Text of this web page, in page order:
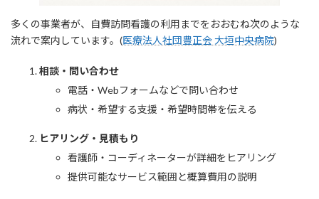
多くの事業者が、自費訪問看護の利用までをおおむね次のような
流れで案内しています。(医療法人社団豊正会 大垣中央病院)
相談・問い合わせ
電話・Webフォームなどで問い合わせ
病状・希望する支援・希望時間帯を伝える
ヒアリング・見積もり
看護師・コーディネーターが詳細をヒアリング
提供可能なサービス範囲と概算費用の説明